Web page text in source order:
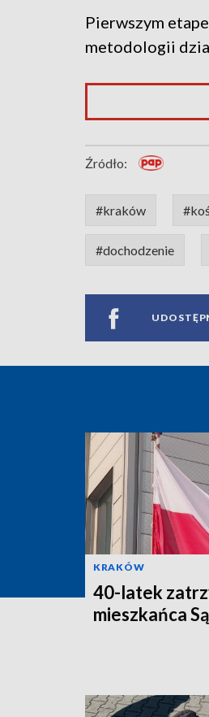
Pierwszym
metodologii
Źródło:
#kraków
#dochodzenie
KRAKÓW
40-latek
mieszkańca